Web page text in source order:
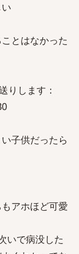
とはなかった
りします：
子供だったら
アホほど可愛
いで病没した